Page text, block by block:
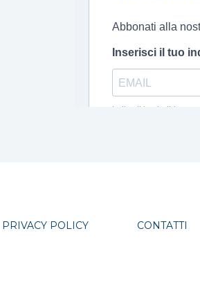
PRIVACY POLICY CONTATTI